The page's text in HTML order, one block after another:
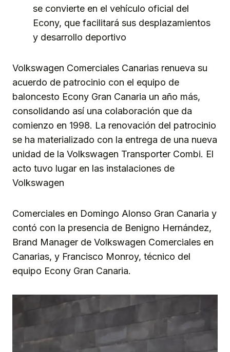
se convierte en el vehículo oficial del
Econy, que facilitará sus desplazamientos
y desarrollo deportivo
Volkswagen Comerciales Canarias renueva su
acuerdo de patrocinio con el equipo de
baloncesto Econy Gran Canaria un año más,
consolidando así una colaboración que da
comienzo en 1998. La renovación del patrocinio
se ha materializado con la entrega de una nueva
unidad de la Volkswagen Transporter Combi. El
acto tuvo lugar en las instalaciones de
Volkswagen
Comerciales en Domingo Alonso Gran Canaria y
contó con la presencia de Benigno Hernández,
Brand Manager de Volkswagen Comerciales en
Canarias, y Francisco Monroy, técnico del
equipo Econy Gran Canaria.